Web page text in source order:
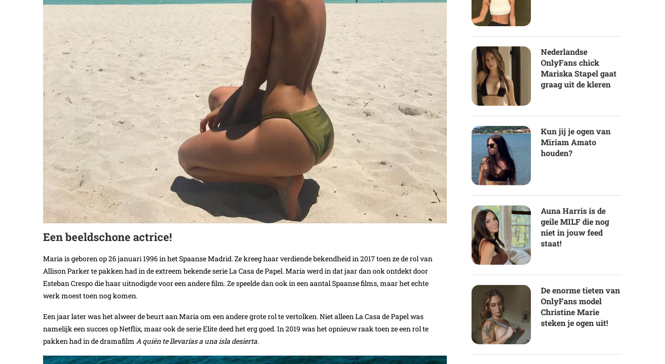
Een beeldschone actrice!
Maria is geboren op 26 januari 1996 in het Spaanse Madrid. Ze kreeg haar verdiende bekendheid in 2017 toen ze de rol van
Allison Parker te pakken had in de extreem bekende serie La Casa de Papel. Maria werd in dat jaar dan ook ontdekt door
Esteban Crespo die haar uitnodigde voor een andere film. Ze speelde dan ook in een aantal Spaanse films, maar het echte
werk moest toen nog komen.
Een jaar later was het alweer de beurt aan Maria om een andere grote rol te vertolken. Niet alleen La Casa de Papel was
namelijk een succes op Netflix, maar ook de serie Elite deed het erg goed. In 2019 was het opnieuw raak toen ze een rol te
pakken had in de dramafilm A quién te llevarías a una isla desierta.
Nederlandse
OnlyFans chick
Mariska Stapel gaat
graag uit de kleren
Kun jij je ogen van
Miriam Amato
houden?
Auna Harris is de
geile MILF die nog
niet in jouw feed
staat!
De enorme tieten van
OnlyFans model
Christine Marie
steken je ogen uit!